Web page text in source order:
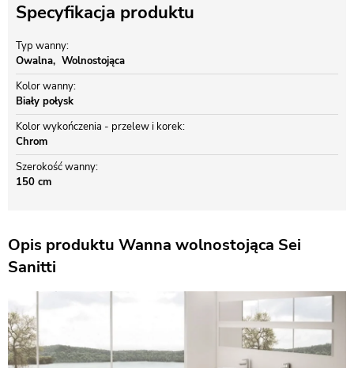
Specyfikacja produktu
Typ wanny
Owalna
Wolnostojąca
Kolor wanny
Biały połysk
Kolor wykończenia - przelew i korek
Chrom
Szerokość wanny
150 cm
Opis produktu Wanna wolnostojąca Sei
Sanitti